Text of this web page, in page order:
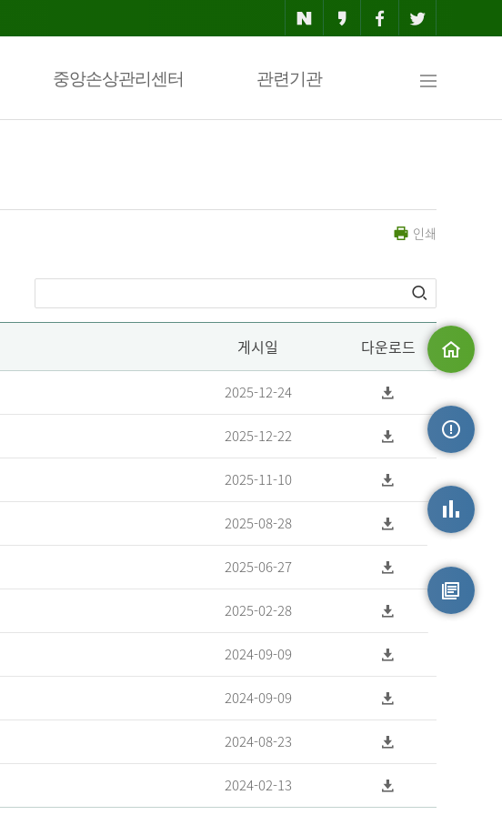
중앙손상관리센터 관련기관
맵
인쇄
게시일 다운로드
2025-12-24
2025-12-22
2025-11-10
2025-08-28
2025-06-27
2025-02-28
2024-09-09
2024-09-09
2024-08-23
2024-02-13